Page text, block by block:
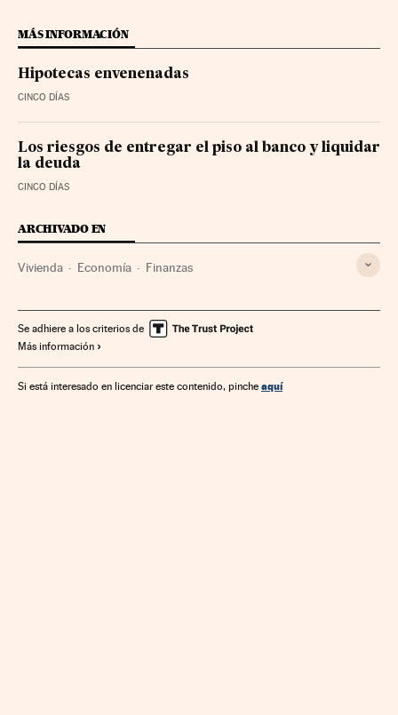
MÁS INFORMACIÓN
Hipotecas envenenadas
CINCO DÍAS
Los riesgos de entregar el piso al banco y liquidar
la deuda
CINCO DÍAS
ARCHIVADO EN
Vivienda Economía Finanzas
Se adhiere a los criterios de
Más información
Si está interesado en licenciar este contenido, pinche aquí